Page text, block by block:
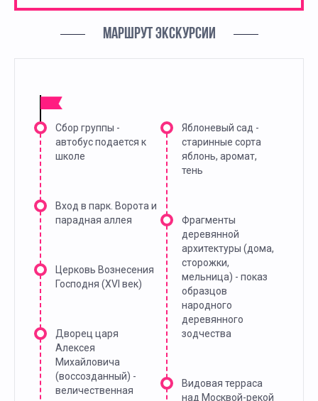
МАРШРУТ ЭКСКУРСИИ
Сбор группы -
автобус подается к
школе
Вход в парк. Ворота и
парадная аллея
Церковь Вознесения
Господня (XVI век)
Дворец царя
Алексея
Михайловича
(воссозданный) -
величественная
Яблоневый сад -
старинные сорта
яблонь, аромат,
тень
Фрагменты
деревянной
архитектуры (дома,
сторожки,
мельница) - показ
образцов
народного
деревянного
зодчества
Видовая терраса
над Москвой-рекой